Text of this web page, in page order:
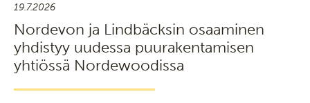
19.7.2026
Nordevon ja Lindbäcksin osaaminen
yhdistyy uudessa puurakentamisen
yhtiössä Nordewoodissa